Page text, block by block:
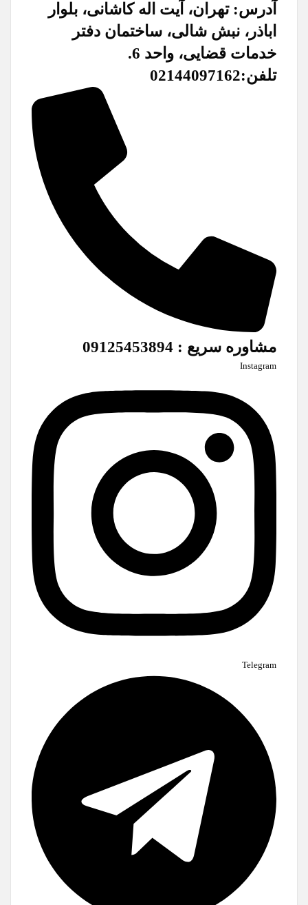
آدرس: تهران، آیت اله کاشانی، بلوار
اباذر، نبش شالی، ساختمان دفتر
خدمات قضایی، واحد 6.
تلفن:02144097162
مشاوره سریع : 09125453894
Instagram
Telegram